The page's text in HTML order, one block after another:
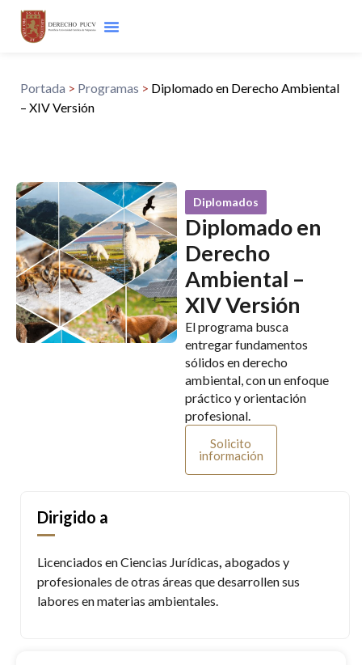
Portada > Programas > Diplomado en Derecho Ambiental
– XIV Versión
Diplomados
Diplomado en
Derecho
Ambiental –
XIV Versión
El programa busca
entregar fundamentos
sólidos en derecho
ambiental, con un enfoque
práctico y orientación
profesional.
Solicito
información
Dirigido a
Licenciados en Ciencias Jurídicas, abogados y
profesionales de otras áreas que desarrollen sus
labores en materias ambientales.